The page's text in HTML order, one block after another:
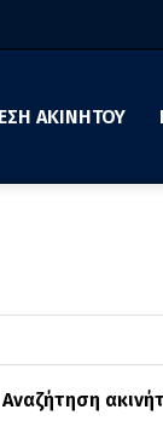
ΑΚΙΝΗΤΟΥ
Αναζήτηση